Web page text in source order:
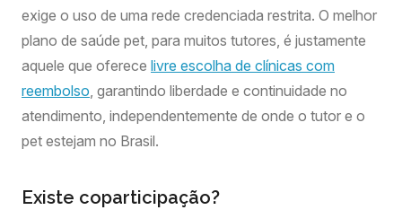
exige o uso de uma rede credenciada restrita. O melhor
plano de saúde pet, para muitos tutores, é justamente
aquele que oferece livre escolha de clínicas com
reembolso, garantindo liberdade e continuidade no
atendimento, independentemente de onde o tutor e o
pet estejam no Brasil.
Existe coparticipação?